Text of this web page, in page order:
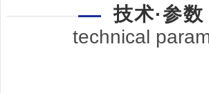
技术·参数
technical